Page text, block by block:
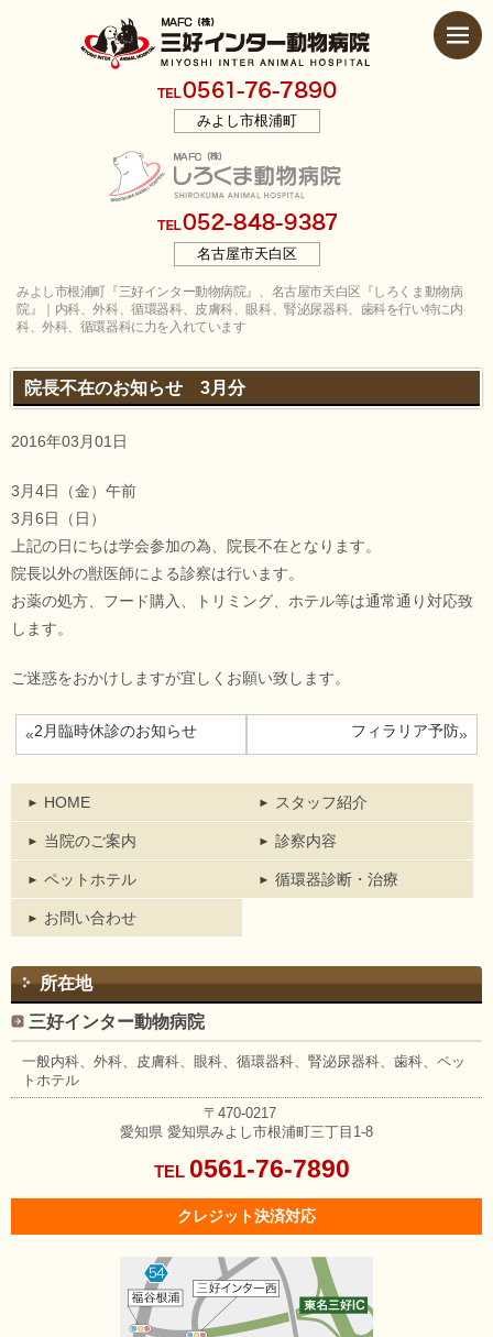
みよし市根浦町
名古屋市天白区
みよし市根浦町『三好インター動物病院』、名古屋市天白区『しろくま動物病
院』｜内科、外科、循環器科、皮膚科、眼科、腎泌尿器科、歯科を行い特に内
科、外科、循環器科に力を入れています
院長不在のお知らせ 3月分
2016年03月01日
3月4日（金）午前
3月6日（日）
上記の日にちは学会参加の為、院長不在となります。
院長以外の獣医師による診察は行います。
お薬の処方、フード購入、トリミング、ホテル等は通常通り対応致
します。
ご迷惑をおかけしますが宜しくお願い致します。
«2月臨時休診のお知らせ フィラリア予防»
HOME スタッフ紹介
当院のご案内 診察内容
ペットホテル 循環器診断・治療
お問い合わせ
所在地
三好インター動物病院
一般内科、外科、皮膚科、眼科、 循環器科、腎泌尿器科、歯科、 ペッ
トホテル
〒470-0217
愛知県 愛知県みよし市根浦町三丁目1-8
TEL 0561-76-7890
クレジット決済対応